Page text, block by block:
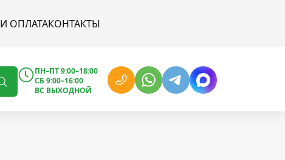
ОПЛАТАКОНТАКТЫ
ПН–ПТ 9:00–18:00
СБ 9:00–16:00
ВС ВЫХОДНОЙ